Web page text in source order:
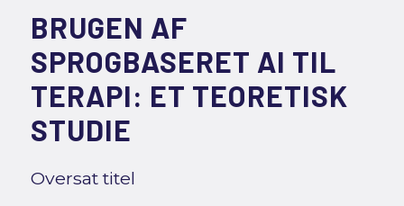
BRUGEN AF
SPROGBASERET AI TIL
TERAPI: ET TEORETISK
STUDIE
Oversat titel